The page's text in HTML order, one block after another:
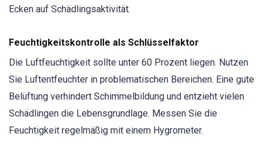
Ecken auf Schädlingsaktivität.
Feuchtigkeitskontrolle als Schlüsselfaktor
Die Luftfeuchtigkeit sollte unter 60 Prozent liegen. Nutzen
Sie Luftentfeuchter in problematischen Bereichen. Eine gute
Belüftung verhindert Schimmelbildung und entzieht vielen
Schädlingen die Lebensgrundlage. Messen Sie die
Feuchtigkeit regelmäßig mit einem Hygrometer.